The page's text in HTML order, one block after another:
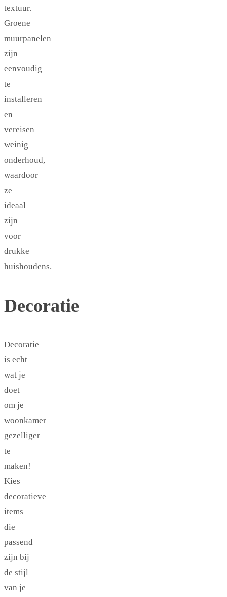
textuur.
Groene
muurpanelen
zijn
eenvoudig
te
installeren
en
vereisen
weinig
onderhoud,
waardoor
ze
ideaal
zijn
voor
drukke
huishoudens.
Decoratie
Decoratie
is echt
wat je
doet
om je
woonkamer
gezelliger
te
maken!
Kies
decoratieve
items
die
passend
zijn bij
de stijl
van je